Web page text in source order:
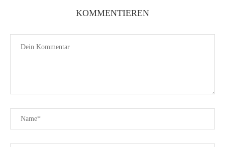
KOMMENTIEREN